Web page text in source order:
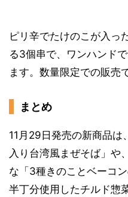
ピリ辛でたけのこが入っ
る3個串で、ワンハンド
ます。数量限定での販売
まとめ
11月29日発売の新商品は
入り台湾風まぜそば」や
な「3種きのことベーコ
半丁分使用したチルド惣